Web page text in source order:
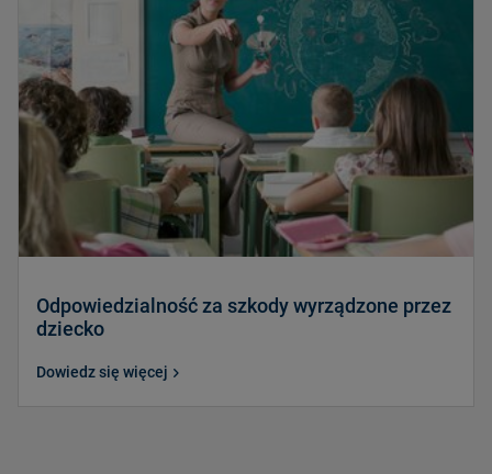
Odpowiedzialność za szkody wyrządzone przez
dziecko
Dowiedz się więcej